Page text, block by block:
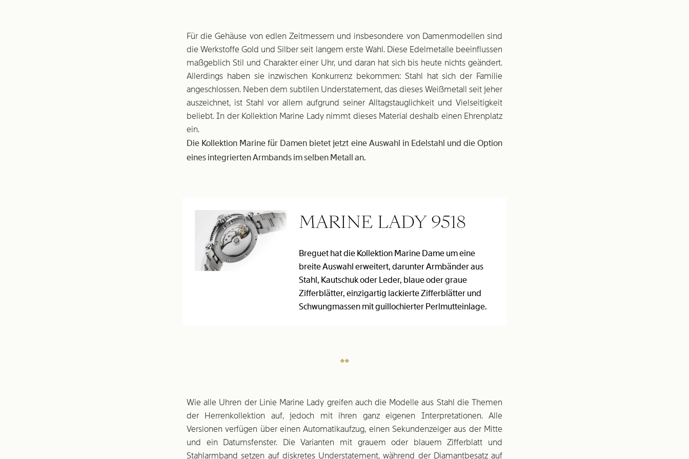
Für die Gehäuse von edlen Zeitmessern und insbesondere von Damenmodellen sind
die Werkstoffe Gold und Silber seit langem erste Wahl. Diese Edelmetalle beeinflussen
maßgeblich Stil und Charakter einer Uhr, und daran hat sich bis heute nichts geändert.
Allerdings haben sie inzwischen Konkurrenz bekommen: Stahl hat sich der Familie
angeschlossen. Neben dem subtilen Understatement, das dieses Weißmetall seit jeher
auszeichnet, ist Stahl vor allem aufgrund seiner Alltags­tauglichkeit und Vielseitigkeit
beliebt. In der Kollektion Marine Lady nimmt dieses Material deshalb einen Ehrenplatz
ein.
Die Kollektion Marine für Damen bietet jetzt eine Auswahl in Edelstahl und die Option
eines integrierten Armbands im selben Metall an.
MARINE LADY 9518
Breguet hat die Kollektion Marine Dame um eine
breite Auswahl erweitert, darunter Armbänder aus
Stahl, Kautschuk oder Leder, blaue oder graue
Zifferblätter, einzigartig lackierte Zifferblätter und
Schwungmassen mit guillochierter Perlmutteinlage.
Wie alle Uhren der Linie Marine Lady greifen auch die Modelle aus Stahl die Themen
der Herrenkollektion auf, jedoch mit ihren ganz eigenen Interpretationen. Alle
Versionen verfügen über einen Automatikaufzug, einen Sekundenzeiger aus der Mitte
und ein Datumsfenster. Die Varianten mit grauem oder blauem Zifferblatt und
Stahlarmband setzen auf diskretes Understatement, während der Diamantbesatz auf